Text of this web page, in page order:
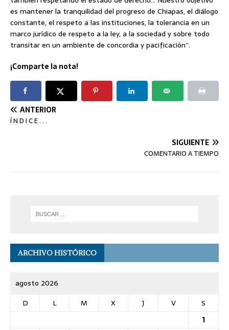
es mantener la tranquilidad del progreso de Chiapas, el diálogo
constante, el respeto a las instituciones, la tolerancia en un
marco jurídico de respeto a la ley, a la sociedad y sobre todo
transitar en un ambiente de concordia y pacificación”.
¡Comparte la nota!
ANTERIOR
Í N D I C E . . .
SIGUIENTE
COMENTARIO A TIEMPO
ARCHIVO HISTÓRICO
agosto 2026
D
L M X J V
S
1